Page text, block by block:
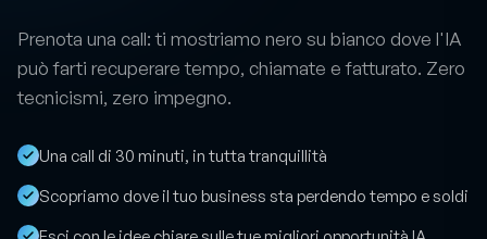
Prenota una call: ti mostriamo nero su bianco dove l'IA
può farti recuperare tempo, chiamate e fatturato. Zero
tecnicismi, zero impegno.
Una call di 30 minuti, in tutta tranquillità
Scopriamo dove il tuo business sta perdendo tempo e soldi